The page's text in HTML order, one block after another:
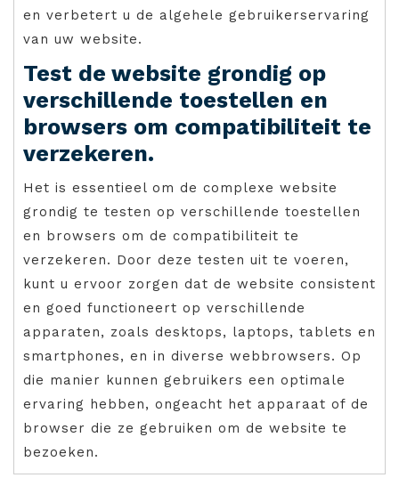
en verbetert u de algehele gebruikerservaring
van uw website.
Test de website grondig op
verschillende toestellen en
browsers om compatibiliteit te
verzekeren.
Het is essentieel om de complexe website
grondig te testen op verschillende toestellen
en browsers om de compatibiliteit te
verzekeren. Door deze testen uit te voeren,
kunt u ervoor zorgen dat de website consistent
en goed functioneert op verschillende
apparaten, zoals desktops, laptops, tablets en
smartphones, en in diverse webbrowsers. Op
die manier kunnen gebruikers een optimale
ervaring hebben, ongeacht het apparaat of de
browser die ze gebruiken om de website te
bezoeken.